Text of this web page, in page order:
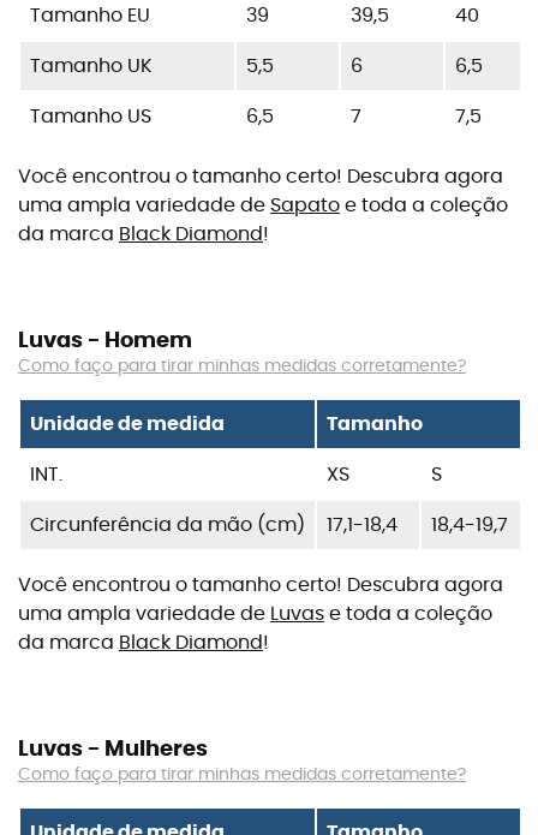
Tamanho EU 39 39,5 40
Tamanho UK 5,5 6 6,5
Tamanho US 6,5 7 7,5
Você encontrou o tamanho certo! Descubra agora
uma ampla variedade de Sapato e toda a coleção
da marca Black Diamond!
Luvas - Homem
Como faço para tirar minhas medidas corretamente?
Unidade de medida Tamanho
INT. XS S
Circunferência da mão (cm) 17,1-18,4 18,4-19,7
Você encontrou o tamanho certo! Descubra agora
uma ampla variedade de
Luvas e toda a coleção
da marca Black Diamond!
Luvas - Mulheres
Como faço para tirar minhas medidas corretamente?